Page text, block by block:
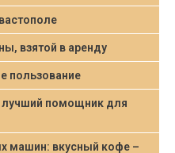
взятой в аренду
пользование
помощник для
машин: вкусный кофе –